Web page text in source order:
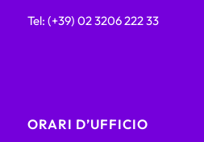
Tel: (+39) 02 3206 222 33
ORARI D’UFFICIO